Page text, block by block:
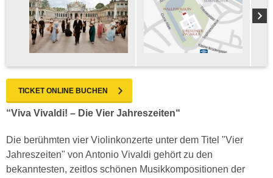
TICKET ONLINE BUCHEN
“Viva Vivaldi! – Die Vier Jahreszeiten“
Die berühmten vier Violinkonzerte unter dem Titel "Vier
Jahreszeiten" von Antonio Vivaldi gehört zu den
bekanntesten, zeitlos schönen Musikkompositionen der